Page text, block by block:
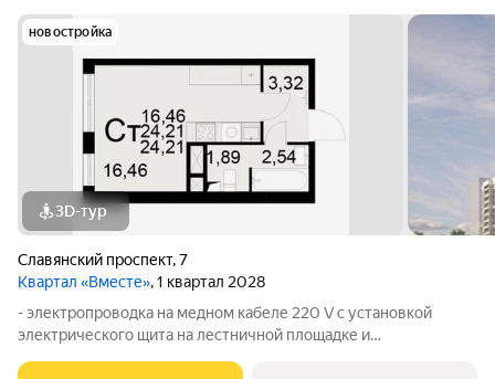
новостройка
3D-тур
Славянский проспект,7
Квартал «Вместе», 1 квартал 2028
- электропроводка на медном кабеле 220 V с установкой
электрического щита на лестничной площадке и